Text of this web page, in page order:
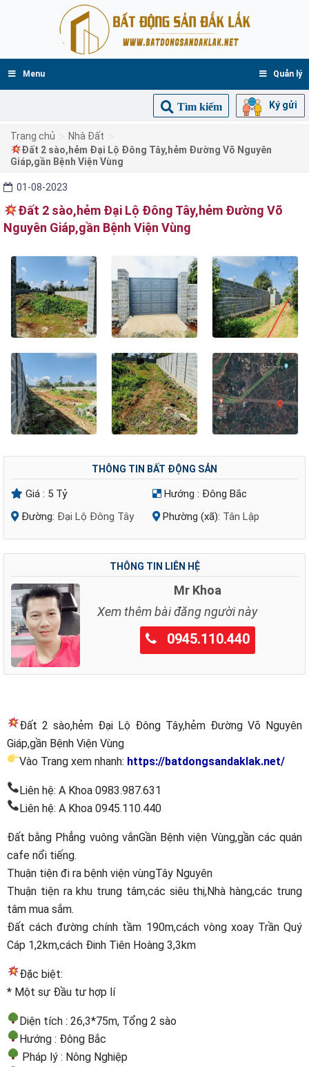
Quản lý
Menu
Ký gửi
Tìm kiếm
Trang chủ Nhà Đất
Đất 2 sào,hẻm Đại Lộ Đông Tây,hẻm Đường Võ Nguyên
Giáp,gần Bệnh Viện Vùng
01-08-2023
Đất 2 sào,hẻm Đại Lộ Đông Tây,hẻm Đường Võ
Nguyên Giáp,gần Bệnh Viện Vùng
THÔNG TIN BẤT ĐỘNG SẢN
Giá : 5 Tỷ Hướng : Đông Bắc
Đường: Đại Lộ Đông Tây Phường (xã): Tân Lập
THÔNG TIN LIÊN HỆ
Mr Khoa
Xem thêm bài đăng người này
0945.110.440
Đất 2 sào,hẻm Đại Lộ Đông Tây,hẻm Đường Võ Nguyên
Giáp,gần Bệnh Viện Vùng
Vào Trang xem nhanh: https://batdongsandaklak.net/
Liên hệ: A Khoa 0983.987.631
Liên hệ: A Khoa 0945.110.440
Đất bằng Phẳng vuông vắnGần Bệnh viện Vùng,gần các quán
cafe nổi tiếng.
Thuận tiện đi ra bệnh viện vùngTây Nguyên
Thuận tiện ra khu trung tâm,các siêu thị,Nhà hàng,các trung
tâm mua sắm.
Đất cách đường chính tầm 190m,cách vòng xoay Trần Quý
Cáp 1,2km,cách Đinh Tiên Hoàng 3,3km
Đặc biệt:
* Một sự Đầu tư hợp lí
Diện tích : 26,3*75m, Tổng 2 sào
Hướng : Đông Bắc
Pháp lý : Nông Nghiệp